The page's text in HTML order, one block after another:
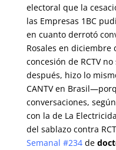
electoral que la
las Empresas 1BC
en cuanto derrotó
Rosales en diciembre
concesión de RCTV
después, hizo lo
CANTV en
conversaciones,
con la de La
del sablazo contra
Semanal #234de